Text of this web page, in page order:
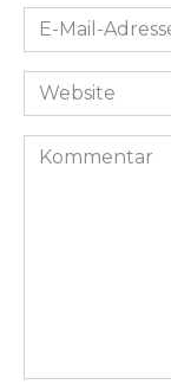
E-
Mail-
Adresse
Website
Kommentar